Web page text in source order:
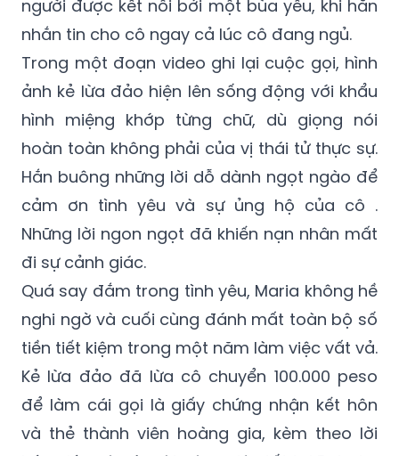
Trong một đoạn video ghi lại cuộc gọi, hình
ảnh kẻ lừa đảo hiện lên sống động với khẩu
hình miệng khớp từng chữ, dù giọng nói
hoàn toàn không phải của vị thái tử thực sự.
Hắn buông những lời dỗ dành ngọt ngào để
cảm ơn tình yêu và sự ủng hộ của cô .
Những lời ngon ngọt đã khiến nạn nhân mất
đi sự cảnh giác.
Quá say đắm trong tình yêu, Maria không hề
nghi ngờ và cuối cùng đánh mất toàn bộ số
tiền tiết kiệm trong một năm làm việc vất vả.
Kẻ lừa đảo đã lừa cô chuyển 100.000 peso
để làm cái gọi là giấy chứng nhận kết hôn
và thẻ thành viên hoàng gia, kèm theo lời
hứa giúp cô có một công việc tốt tại Dubai.
Sự nghi ngờ chỉ thực sự nảy sinh khi kẻ gian